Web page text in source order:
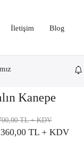
İletişim Blog
Kanepe
TL + KDV
TL+ KDV